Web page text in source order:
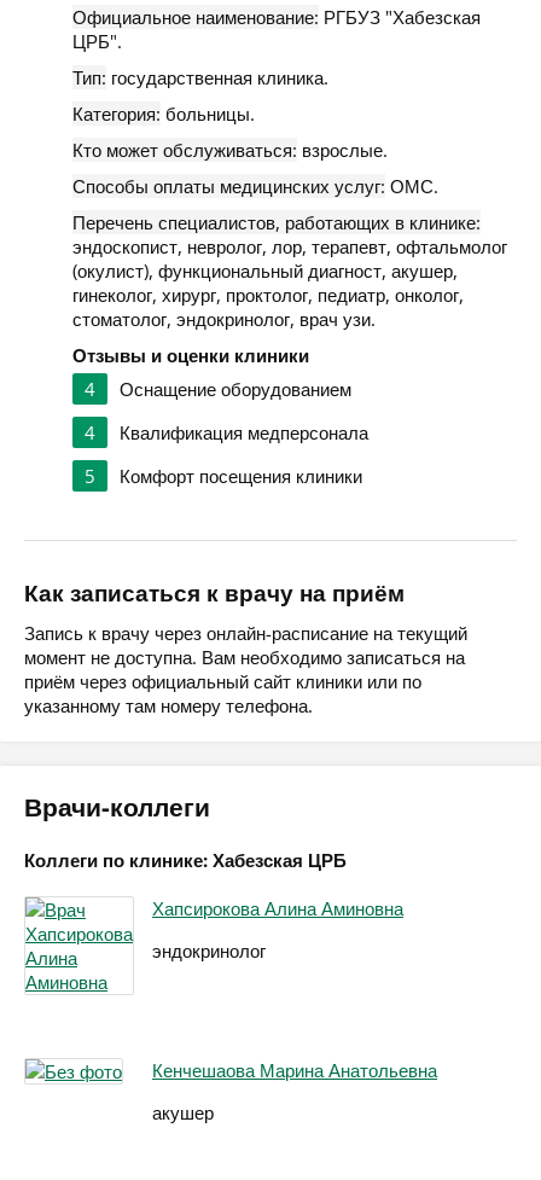
Официальное наименование: РГБУЗ "Хабезская
ЦРБ".
Тип: государственная клиника.
Категория: больницы.
Кто может обслуживаться: взрослые.
Способы оплаты медицинских услуг: ОМС.
Перечень специалистов, работающих в клинике:
эндоскопист, невролог, лор, терапевт, офтальмолог
(окулист), функциональный диагност, акушер,
гинеколог, хирург, проктолог, педиатр, онколог,
стоматолог, эндокринолог, врач узи.
Отзывы и оценки клиники
4
Оснащение оборудованием
4
Квалификация медперсонала
5
Комфорт посещения клиники
Как записаться к врачу на приём
Запись к врачу через онлайн-расписание на текущий
момент не доступна. Вам необходимо записаться на
приём через официальный сайт клиники или по
указанному там номеру телефона.
Врачи-коллеги
Коллеги по клинике: Хабезская ЦРБ
Хапсирокова Алина Аминовна
эндокринолог
Кенчешаова Марина Анатольевна
акушер